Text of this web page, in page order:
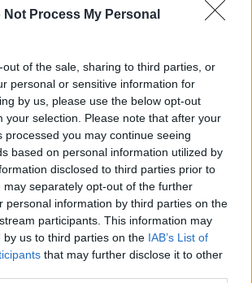
Not Process My Personal
out of the sale, sharing to third parties, or
personal or sensitive information for
by us, please use the below opt-out
your selection. Please note that after your
processed you may continue seeing
based on personal information utilized by
disclosed to third parties prior to
may separately opt-out of the further
personal information by third parties on the
participants. This information may
by us to third parties on the IAB’s List of
that may further disclose it to other
Čira-Čara
patrulji: Dino-film
šah z Nejcem
Vsi dogodki →